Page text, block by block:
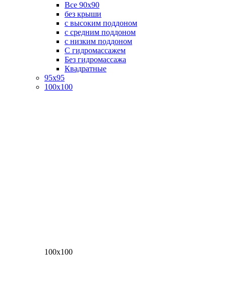
Все 90х90
без крыши
с высоким поддоном
с средним поддоном
с низким поддоном
С гидромассажем
Без гидромассажа
Квадратные
95х95
100х100
100х100